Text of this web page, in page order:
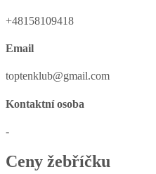
+48158109418
Email
toptenklub@gmail.com
Kontaktní osoba
-
Ceny žebříčku